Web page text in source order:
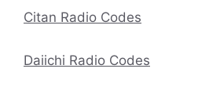
Citan Radio Codes
Daiichi Radio Codes